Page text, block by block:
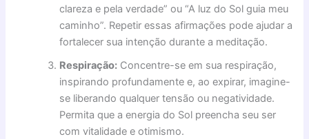
clareza e pela verdade” ou “A luz do Sol guia meu
caminho”. Repetir essas afirmações pode ajudar a
fortalecer sua intenção durante a meditação.
Respiração: Concentre-se em sua respiração,
inspirando profundamente e, ao expirar, imagine-
se liberando qualquer tensão ou negatividade.
Permita que a energia do Sol preencha seu ser
com vitalidade e otimismo.